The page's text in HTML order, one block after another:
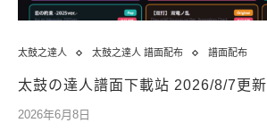
太鼓之達人 太鼓之達人 譜面配布 譜面配布
太鼓の達人譜面下載站 2026/8/7更新
2026年6月8日